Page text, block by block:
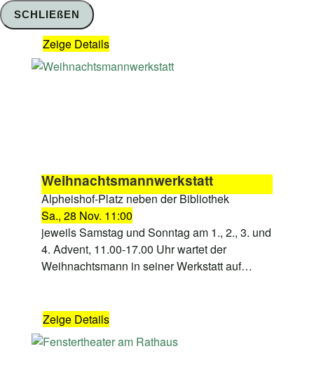
Zeige Details
Weihnachtsmannwerkstatt
Alpheishof-Platz neben der Bibliothek
Sa., 28 Nov. 11:00
jeweils Samstag und Sonntag am 1., 2., 3. und
4. Advent, 11.00-17.00 Uhr wartet der
Weihnachtsmann in seiner Werkstatt auf…
Zeige Details
SCHLIEßEN